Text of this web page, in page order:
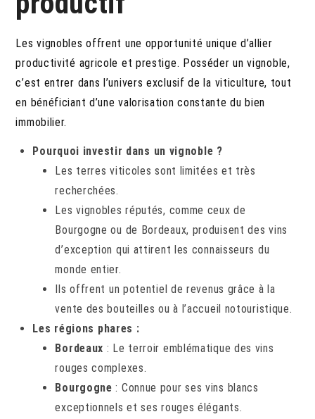
Les vignobles offrent une opportunité unique d’allier
productivité agricole et prestige. Posséder un vignoble,
c’est entrer dans l’univers exclusif de la viticulture, tout
en bénéficiant d’une valorisation constante du bien
immobilier.
Pourquoi investir dans un vignoble ?
Les terres viticoles sont limitées et très
recherchées.
Les vignobles réputés, comme ceux de
Bourgogne ou de Bordeaux, produisent des vins
d’exception qui attirent les connaisseurs du
monde entier.
Ils offrent un potentiel de revenus grâce à la
vente des bouteilles ou à l’accueil notouristique.
Les régions phares :
Bordeaux : Le terroir emblématique des vins
rouges complexes.
Bourgogne : Connue pour ses vins blancs
exceptionnels et ses rouges élégants.